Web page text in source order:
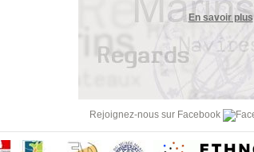
En savoir plus
Rejoignez-nous sur Facebook